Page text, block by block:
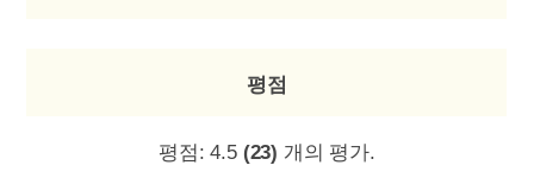
평점
평점:4.5 (23) 개의 평가.